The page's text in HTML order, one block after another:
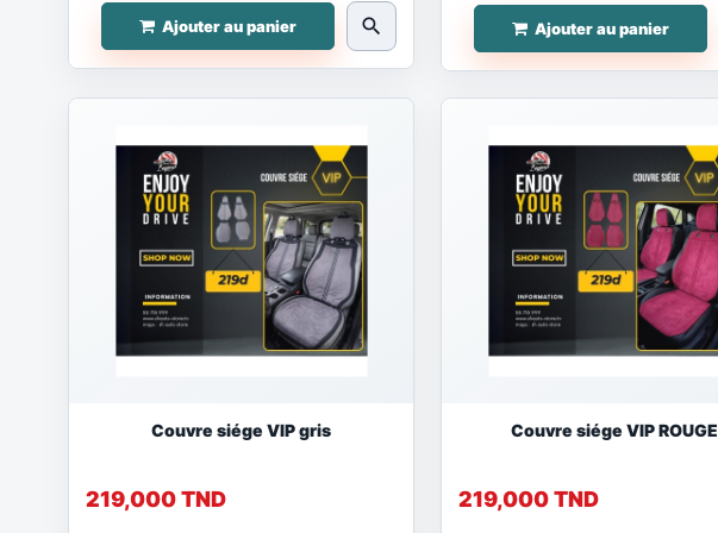
Ajouter au panier search Ajouter au panier
Couvre siége VIP gris
219,000 TND
Couvre siége VIP ROUGE
219,000 TND